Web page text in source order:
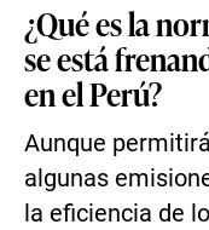
¿Qué es la
se está
en el Perú?
Aunque
algunas
la eficiencia de